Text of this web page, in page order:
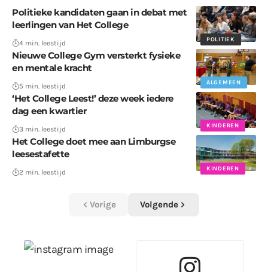
POLITIEK
Politieke kandidaten gaan in debat met
leerlingen van Het College
4 min. leestijd
ALGEMEEN
Nieuwe College Gym versterkt fysieke
en mentale kracht
5 min. leestijd
KINDEREN
‘Het College Leest!’ deze week iedere
dag een kwartier
3 min. leestijd
KINDEREN
Het College doet mee aan Limburgse
leesestafette
2 min. leestijd
Vorige Volgende